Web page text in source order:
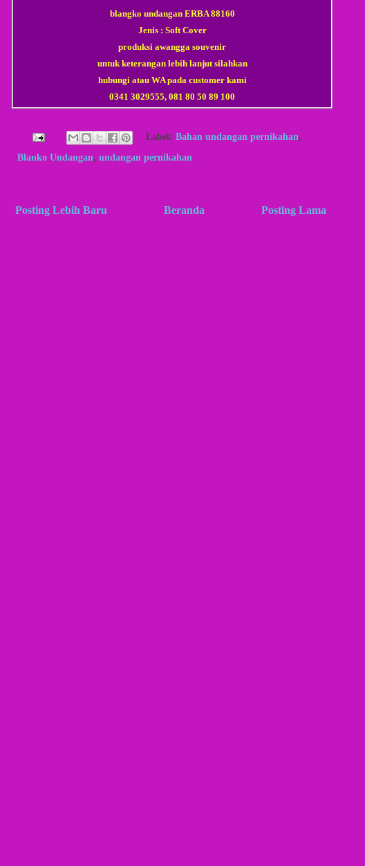
blangko undangan ERBA 88160
Jenis : Soft Cover
produksi awangga souvenir
untuk keterangan lebih lanjut silahkan
hubungi atau WA pada customer kami
0341 3029555, 081 80 50 89 100
Label: Bahan undangan pernikahan,
Blanko Undangan, undangan pernikahan
Posting Lebih Baru Posting Lama
Beranda